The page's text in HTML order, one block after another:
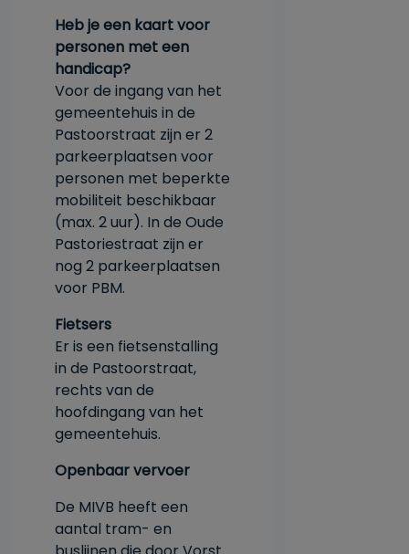
Heb je een kaart voor
personen met een
handicap?
Voor de ingang van het
gemeentehuis in de
Pastoorstraat zijn er 2
parkeerplaatsen voor
personen met beperkte
mobiliteit beschikbaar
(max. 2 uur). In de Oude
Pastoriestraat zijn er
nog 2 parkeerplaatsen
voor PBM.
Fietsers
Er is een fietsenstalling
in de Pastoorstraat,
rechts van de
hoofdingang van het
gemeentehuis.
Openbaar vervoer
De MIVB heeft een
aantal tram- en